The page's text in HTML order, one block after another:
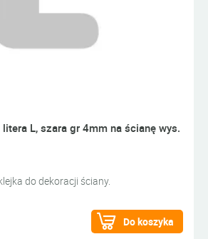
L, szara gr 4mm na ścianę wys.
do dekoracji ściany.
Do koszyka